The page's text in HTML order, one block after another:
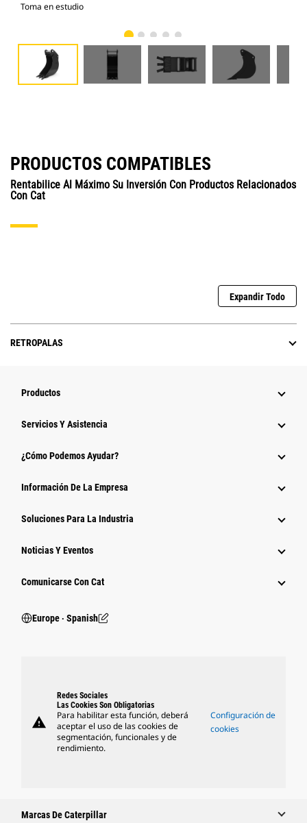
Toma en estudio
PRODUCTOS COMPATIBLES
Rentabilice Al Máximo Su Inversión Con Productos Relacionados
Con Cat
Expandir Todo
RETROPALAS
Productos
Servicios Y Asistencia
¿Cómo Podemos Ayudar?
Información De La Empresa
Soluciones Para La Industria
Noticias Y Eventos
Comunicarse Con Cat
Europe ‧ Spanish
warning
Redes Sociales
Las Cookies Son Obligatorias
Para habilitar esta función, deberá
aceptar el uso de las cookies de
segmentación, funcionales y de
rendimiento.
Configuración de
cookies
Marcas De Caterpillar